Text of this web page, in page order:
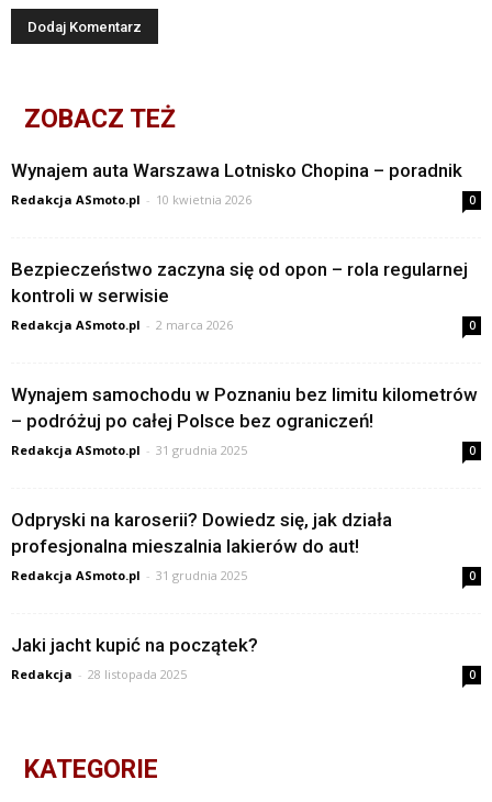
ZOBACZ TEŻ
Wynajem auta Warszawa Lotnisko Chopina – poradnik
Redakcja ASmoto.pl - 10 kwietnia 2026 0
Bezpieczeństwo zaczyna się od opon – rola regularnej
kontroli w serwisie
Redakcja ASmoto.pl - 2 marca 2026 0
Wynajem samochodu w Poznaniu bez limitu kilometrów
– podróżuj po całej Polsce bez ograniczeń!
Redakcja ASmoto.pl - 31 grudnia 2025 0
Odpryski na karoserii? Dowiedz się, jak działa
profesjonalna mieszalnia lakierów do aut!
Redakcja ASmoto.pl - 31 grudnia 2025 0
Jaki jacht kupić na początek?
Redakcja - 28 listopada 2025 0
KATEGORIE